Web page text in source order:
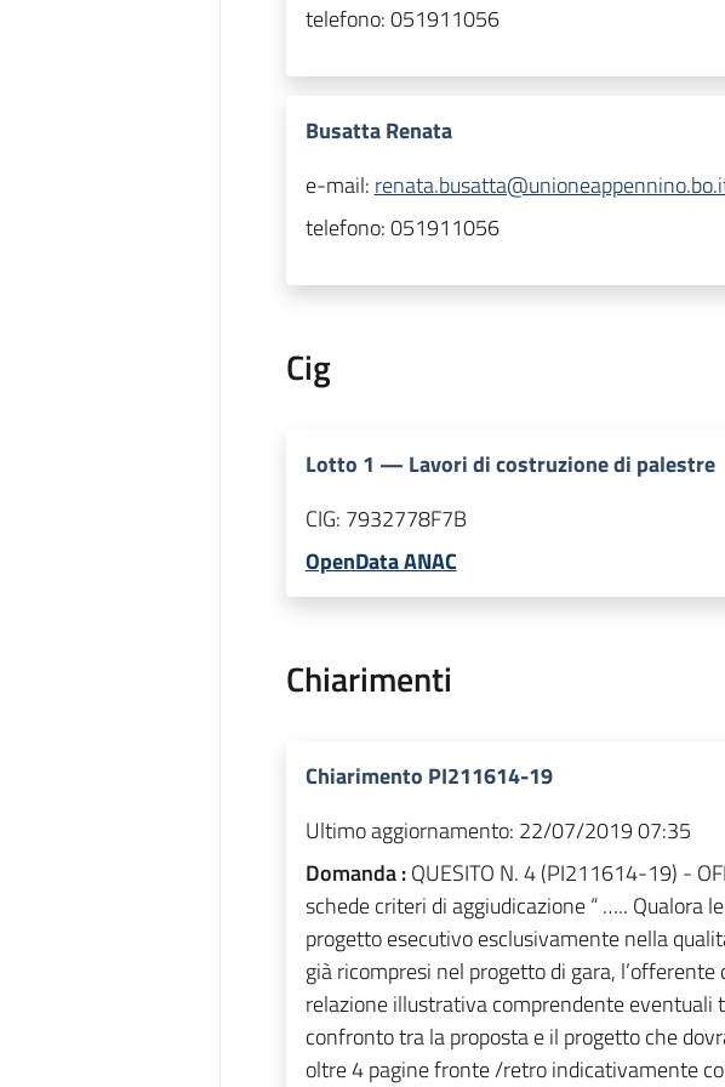
telefono:051911056
Busatta Renata
e-mail:
telefono:051911056
Cig
Lotto 1 — Lavori di costruzione di palestre
CIG: 7932778F7B
OpenData ANAC
Chiarimenti
Chiarimento PI211614-19
Ultimo aggiornamento: 22/07/2019 07:35
Domanda :QUESITO N. 4 (PI211614-19) -
schede criteri di aggiudicazione “ ….. Qualora
progetto esecutivo esclusivamente nella
già ricompresi nel progetto di gara,
relazione illustrativa comprendente
confronto tra la proposta e il progetto che
oltre 4 pagine fronte /retro indicativamente